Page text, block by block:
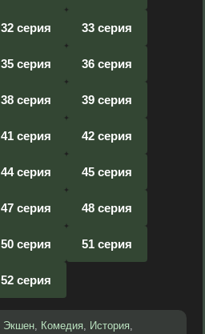
32 серия 33 серия
35 серия 36 серия
38 серия 39 серия
41 серия 42 серия
44 серия 45 серия
47 серия 48 серия
50 серия 51 серия
52 серия
Экшен, Комедия, История,